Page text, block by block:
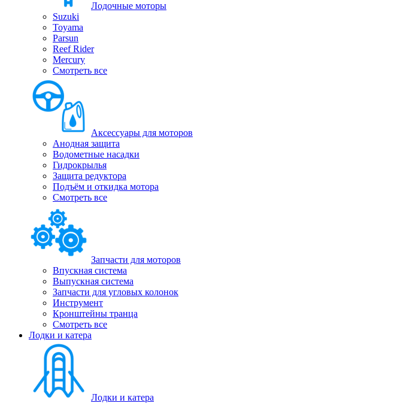
Лодочные моторы
Suzuki
Toyama
Parsun
Reef Rider
Mercury
Смотреть все
Аксессуары для моторов
Анодная защита
Водометные насадки
Гидрокрылья
Защита редуктора
Подъём и откидка мотора
Смотреть все
Запчасти для моторов
Впускная система
Выпускная система
Запчасти для угловых колонок
Инструмент
Кронштейны транца
Смотреть все
Лодки и катера
Лодки и катера